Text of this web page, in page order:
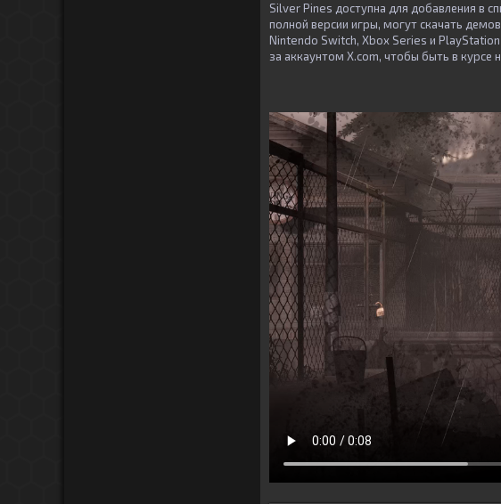
Silver Pines доступна для добавления в
полной версии игры, могут скачать
Nintendo Switch, Xbox Series и
за аккаунтом X.com, чтобы быть в